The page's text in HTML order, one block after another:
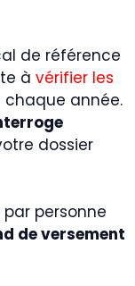
de référence
à vérifier les
chaque année.
dossier
personne
de versement